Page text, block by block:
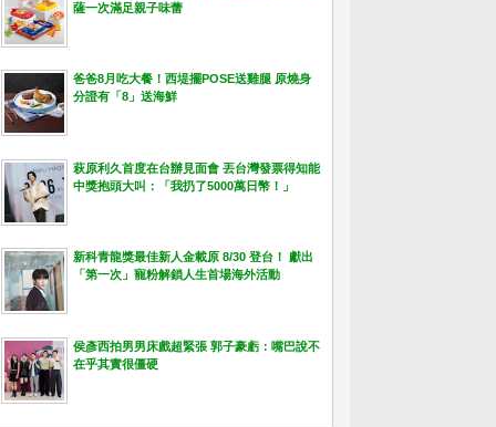
薩一次滿足親子味蕾
爸爸8月吃大餐！西堤擺POSE送雞腿 原燒身
分證有「8」送海鮮
萩原利久首度在台辦見面會 丟台灣發票得知能
中獎抱頭大叫：「我扔了5000萬日幣！」
新科青龍獎最佳新人金載原 8/30 登台！ 獻出
「第一次」寵粉解鎖人生首場海外活動
侯彥西拍男男床戲超緊張 郭子豪虧：嘴巴說不
在乎其實很僵硬